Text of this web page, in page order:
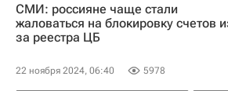
СМИ: россияне чаще стали
жаловаться на блокировку счетов
за реестра ЦБ
22 ноября 2024, 06:40 5978